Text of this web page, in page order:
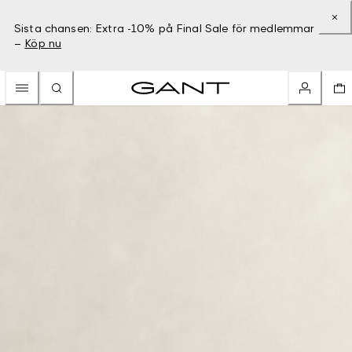
Sista chansen: Extra -10% på Final Sale för medlemmar
– Köp nu